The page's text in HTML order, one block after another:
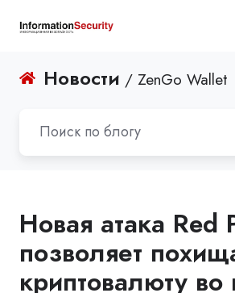
Новости / ZenGo Wallet
Новая атака Red
позволяет
криптовалюту во